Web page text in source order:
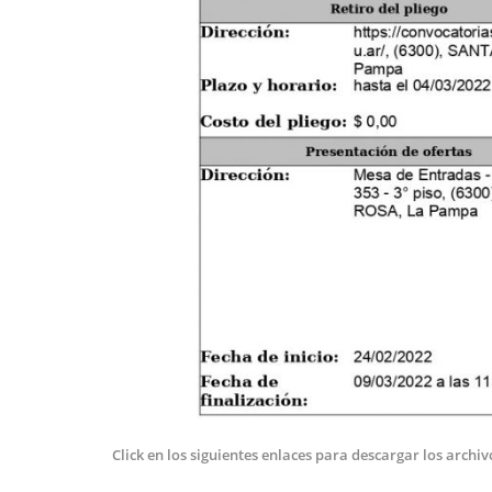
Click en los siguientes enlaces para descargar los